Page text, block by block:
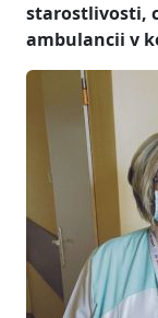
starostlivosti,
ambulancii v